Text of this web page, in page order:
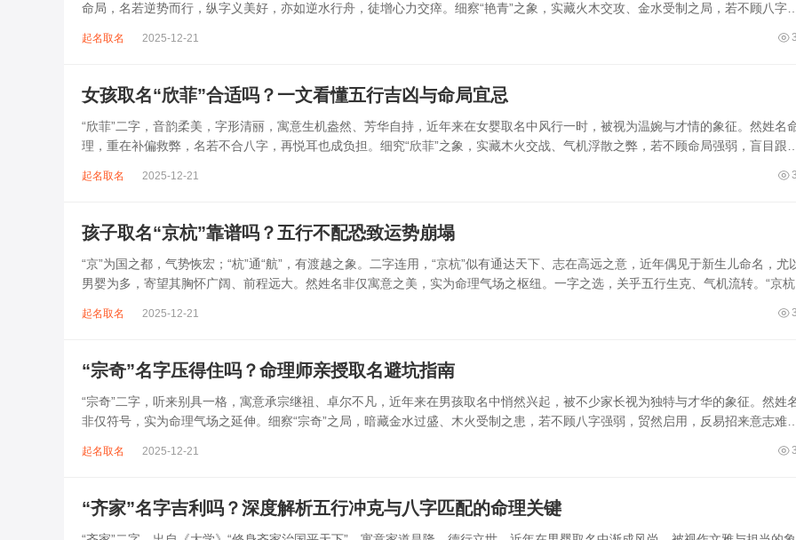
命局，名若逆势而行，纵字义美好，亦如逆水行舟，徒增心力交瘁。细察“艳青”之象，实藏火木交攻、金水受制之局，若不顾八字强
起名取名 2025-12-21
女孩取名“欣菲”合适吗？一文看懂五行吉凶与命局宜忌
“欣菲”二字，音韵柔美，字形清丽，寓意生机盎然、芳华自持，近年来在女婴取名中风行一时，被视为温婉与才情的象征。然姓名
理，重在补偏救弊，名若不合八字，再悦耳也成负担。细究“欣菲”之象，实藏木火交战、气机浮散之弊，若不顾命局强弱，盲目跟
起名取名 2025-12-21
孩子取名“京杭”靠谱吗？五行不配恐致运势崩塌
“京”为国之都，气势恢宏；“杭”通“航”，有渡越之象。二字连用，“京杭”似有通达天下、志在高远之意，近年偶见于新生儿命名，尤
男婴为多，寄望其胸怀广阔、前程远大。然姓名非仅寓意之美，实为命理气场之枢纽。一字之选，关乎五行生克、气机流转。“京杭”
起名取名 2025-12-21
“宗奇”名字压得住吗？命理师亲授取名避坑指南
“宗奇”二字，听来别具一格，寓意承宗继祖、卓尔不凡，近年来在男孩取名中悄然兴起，被不少家长视为独特与才华的象征。然姓
非仅符号，实为命理气场之延伸。细察“宗奇”之局，暗藏金水过盛、木火受制之患，若不顾八字强弱，贸然启用，反易招来意志难
起名取名 2025-12-21
“齐家”名字吉利吗？深度解析五行冲克与八字匹配的命理关键